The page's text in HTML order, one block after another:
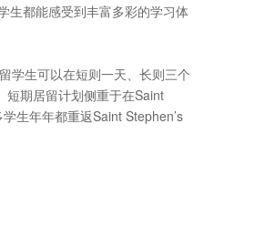
生都能感受到丰富多彩的学习体
学生可以在短则一天、长则三个
短期居留计划侧重于在Saint
生年年都重返Saint Stephen’s